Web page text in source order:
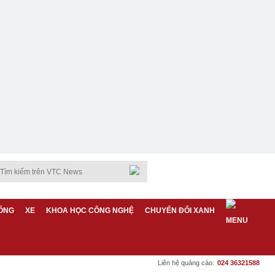
XE KHOA HỌC CÔNG NGHỆ CHUYỂN ĐỔI XANH
Liên hệ quảng cáo: 024 36321588